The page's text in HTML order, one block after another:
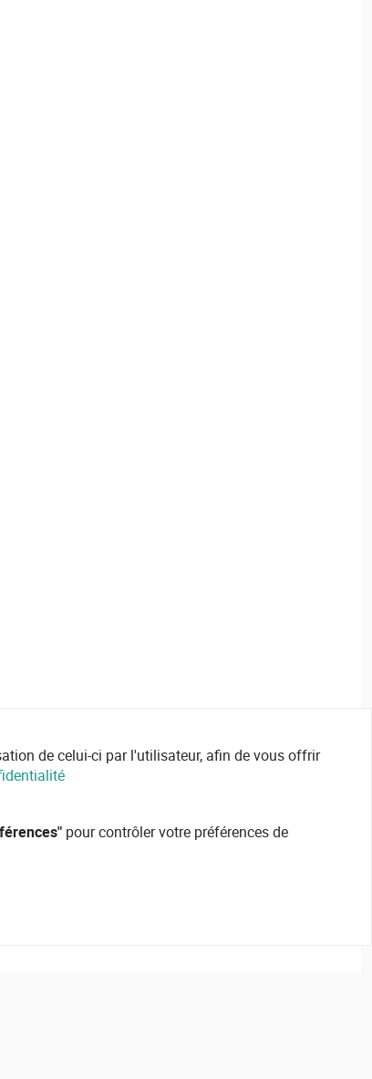
de celui-ci par l'utilisateur, afin de vous offrir
pour contrôler votre préférences de